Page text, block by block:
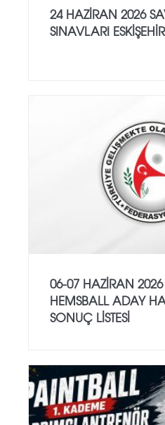
24 HAZİRAN 2026
SINAVLARI
06-07 HAZİRAN
HEMSBALL ADAY
SONUÇ LİSTESİ